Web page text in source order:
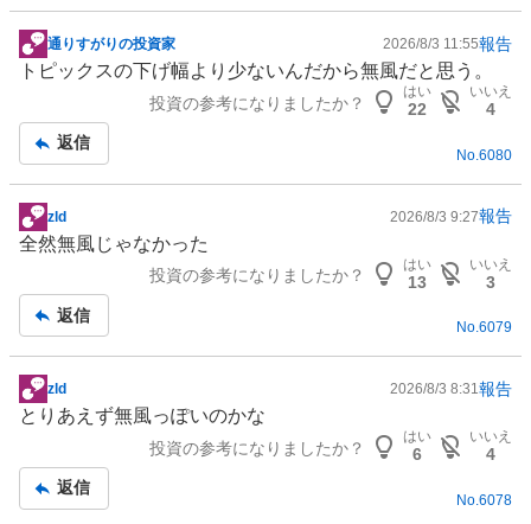
た
い
5
%
、
様
見
0
、
り
た
い
、
強
掲
示
事
通りすがりの投資家 2026/8/3 11:55報告
トピックスの下げ幅より少ないんだから無風だと思う。
投資の参考になりましたか？
はい
22
いいえ
4
返信
No. 6080
掲
示
事
zld 2026/8/3 9:27報告
全然無風じゃなかった
投資の参考になりましたか？
はい
13
いいえ
3
返信
No.6079
掲
示
事
zld 2026/8/3 8:31報告
とりあえず無風っぽいのかな
投資の参考になりましたか？
はい
6
いいえ
4
返信
No. 6078